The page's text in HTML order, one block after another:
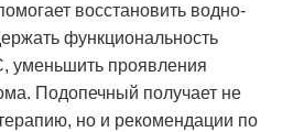
восстановить водно-
функциональность
уменьшить проявления
Подопечный получает не
но и рекомендации по